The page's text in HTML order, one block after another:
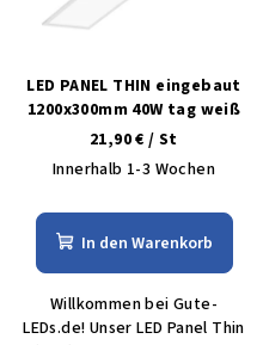
k
LED PANEL THIN eingebaut
1200x300mm 40W tag weiß
21,90 €/ St
Innerhalb 1-3 Wochen
In den Warenkorb
Willkommen bei Gute-
LEDs.de! Unser LED Panel Thin